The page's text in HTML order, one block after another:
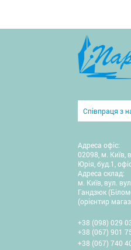
Співпраця з
Адреса офіс:
02098, м. Київ,
Юрія, буд.1,
Адреса склад:
м. Київ, вул.
Гандзюк
(орієнтир
+38 (098) 029
+38 (067) 901
+38 (067) 740